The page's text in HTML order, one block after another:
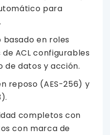
para
en roles
ACL configurables
de datos y acción.
reposo (AES-256) y
completos con
con marca de